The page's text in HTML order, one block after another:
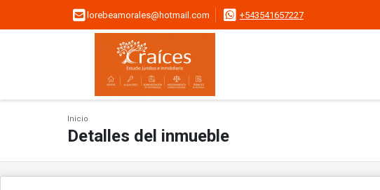
lorebeamorales@hotmail.com +543541657227
Inicio
Detalles del inmueble